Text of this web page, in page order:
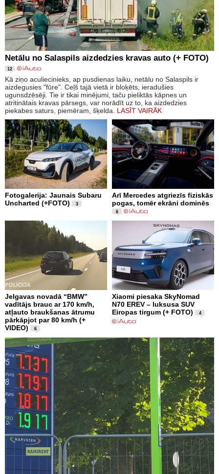
Netālu no Salaspils aizdedzies kravas auto (+ FOTO)
12
Kā ziņo aculiecinieks, ap pusdienas laiku, netālu no Salaspils ir
aizdegusies "fūre". Ceļš tajā vietā ir bloķēts, ieradušies
ugunsdzēsēji. Tie ir tikai minējumi, taču pieliktās kāpnes un
atritinātais kravas pārsegs, var norādīt uz to, ka aizdedzies
piekabes saturs, piemēram, šķelda. LASĪT VAIRĀK
Fotogalerija: Jaunais Subaru
Uncharted (+FOTO)
3
Arī Mercedes atgriezīs fiziskās
pogas, tomēr ekrāni dominēs
6
Jelgavas novadā “BMW”
vadītājs brauc ar 170 km/h,
atļauto braukšanas ātrumu
pārkāpjot par 80 km/h (+
VIDEO)
6
Xiaomi piesaka SkyNomad
N70 EREV – luksusa SUV
Eiropas tirgum (+ FOTO)
4